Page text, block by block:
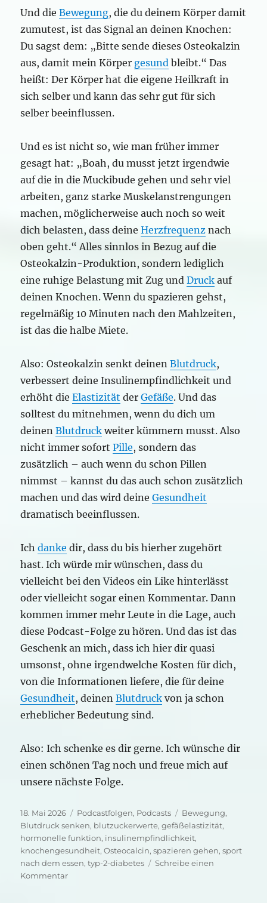
Und dieBewegung, die du deinem Körper damit
zumutest, ist das Signal an deinen Knochen:
Du sagst dem: „Bitte sende dieses Osteokalzin
aus, damit mein Körper gesund bleibt.“ Das
heißt: Der Körper hat die eigene Heilkraft in
sich selber und kann das sehr gut für sich
selber beeinflussen.
Und es ist nicht so, wie man früher immer
gesagt hat: „Boah, du musst jetzt irgendwie
auf die in die Muckibude gehen und sehr viel
arbeiten, ganz starke Muskelanstrengungen
machen, möglicherweise auch noch so weit
dich belasten, dass deineHerzfrequenz nach
oben geht.“ Alles sinnlos in Bezug auf die
Osteokalzin-Produktion, sondern lediglich
eine ruhige Belastung mit Zug undDruck auf
deinen Knochen. Wenn du spazieren gehst,
regelmäßig 10 Minuten nach den Mahlzeiten,
ist das die halbe Miete.
Also: Osteokalzin senkt deinenBlutdruck,
verbessert deine Insulinempfindlichkeit und
erhöht dieElastizität derGefäße. Und das
solltest du mitnehmen, wenn du dich um
deinenBlutdruck weiter kümmern musst. Also
nicht immer sofortPille, sondern das
zusätzlich – auch wenn du schon Pillen
nimmst – kannst du das auch schon zusätzlich
machen und das wird deineGesundheit
dramatisch beeinflussen.
Ichdanke dir, dass du bis hierher zugehört
hast. Ich würde mir wünschen, dass du
vielleicht bei den Videos ein Like hinterlässt
oder vielleicht sogar einen Kommentar. Dann
kommen immer mehr Leute in die Lage, auch
diese Podcast-Folge zu hören. Und das ist das
Geschenk an mich, dass ich hier dir quasi
umsonst, ohne irgendwelche Kosten für dich,
von die Informationen liefere, die für deine
Gesundheit, deinenBlutdruck von ja schon
erheblicher Bedeutung sind.
Also: Ich schenke es dir gerne. Ich wünsche dir
einen schönen Tag noch und freue mich auf
unsere nächste Folge.
Veröffentlicht
am
18. Mai 2026 Kategorien
Podcastfolgen, Podcasts Schlagwörter
Bewegung,
Blutdruck senken, blutzuckerwerte,gefäßelastizität,
hormonelle funktion, insulinempfindlichkeit,
knochengesundheit,Osteocalcin,spazieren gehen,sport
nach dem essen,typ-2-diabetes
Schreibe einen
Kommentarzu